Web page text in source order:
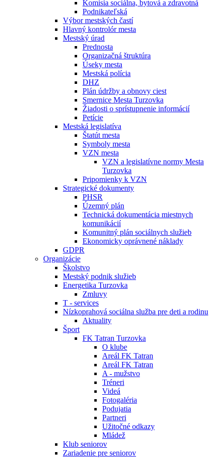
Komisia sociálna, bytová a zdravotná
Podnikateľská
Výbor mestských častí
Hlavný kontrolór mesta
Mestský úrad
Prednosta
Organizačná štruktúra
Úseky mesta
Mestská polícia
DHZ
Plán údržby a obnovy ciest
Smernice Mesta Turzovka
Žiadosti o sprístupnenie informácií
Petície
Mestská legislatíva
Štatút mesta
Symboly mesta
VZN mesta
VZN a legislatívne normy Mesta
Turzovka
Pripomienky k VZN
Strategické dokumenty
PHSR
Územný plán
Technická dokumentácia miestnych
komunikácií
Komunitný plán sociálnych služieb
Ekonomicky oprávnené náklady
GDPR
Organizácie
Školstvo
Mestský podnik služieb
Energetika Turzovka
Zmluvy
T - services
Nízkoprahová sociálna služba pre deti a rodinu
Aktuality
Šport
FK Tatran Turzovka
O klube
Areál FK Tatran
Areál FK Tatran
A - mužstvo
Tréneri
Videá
Fotogaléria
Podujatia
Partneri
Užitočné odkazy
Mládež
Klub seniorov
Zariadenie pre seniorov